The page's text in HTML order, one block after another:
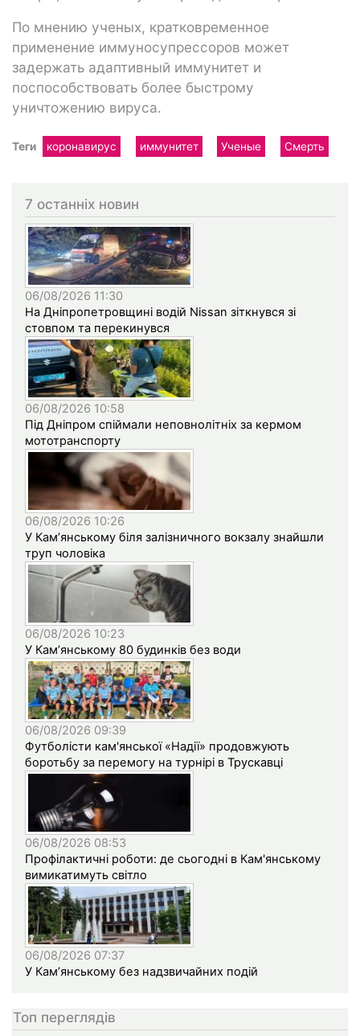
По мнению ученых, кратковременное
применение иммуносупрессоров может
задержать адаптивный иммунитет и
поспособствовать более быстрому
уничтожению вируса.
Теги коронавирус иммунитет Ученые Смерть
7 останніх новин
06/08/2026 11:30
На Дніпропетровщині водій Nissan зіткнувся зі
стовпом та перекинувся
06/08/2026 10:58
Під Дніпром спіймали неповнолітніх за кермом
мототранспорту
06/08/2026 10:26
У Кам’янському біля залізничного вокзалу знайшли
труп чоловіка
06/08/2026 10:23
У Кам’янському 80 будинків без води
06/08/2026 09:39
Футболісти кам'янської «Надії» продовжують
боротьбу за перемогу на турнірі в Трускавці
06/08/2026 08:53
Профілактичні роботи: де сьогодні в Кам'янському
вимикатимуть світло
06/08/2026 07:37
У Кам’янському без надзвичайних подій
Топ переглядів